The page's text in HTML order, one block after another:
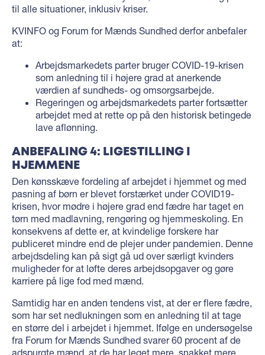
til alle situationer, inklusiv kriser.
KVINFO og Forum for Mænds Sundhed derfor anbefaler
at:
Arbejdsmarkedets parter bruger COVID-19-krisen
som anledning til i højere grad at anerkende
værdien af sundheds- og omsorgsarbejde.
Regeringen og arbejdsmarkedets parter fortsætter
arbejdet med at rette op på den historisk betingede
lave aflønning.
ANBEFALING 4: LIGESTILLING I
HJEMMENE
Den kønsskæve fordeling af arbejdet i hjemmet og med
pasning af børn er blevet forstærket under COVID19-
krisen, hvor mødre i højere grad end fædre har taget en
tørn med madlavning, rengøring og hjemmeskoling. En
konsekvens af dette er, at kvindelige forskere har
publiceret mindre end de plejer under pandemien. Denne
arbejdsdeling kan på sigt gå ud over særligt kvinders
muligheder for at løfte deres arbejdsopgaver og gøre
karriere på lige fod med mænd.
Samtidig har en anden tendens vist, at der er flere fædre,
som har set nedlukningen som en anledning til at tage
en større del i arbejdet i hjemmet. Ifølge en undersøgelse
fra Forum for Mænds Sundhed svarer 60 procent af de
adspurgte mænd, at de har leget mere, snakket mere,